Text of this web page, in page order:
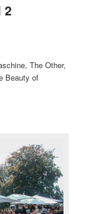
2
The Other,
Beauty of